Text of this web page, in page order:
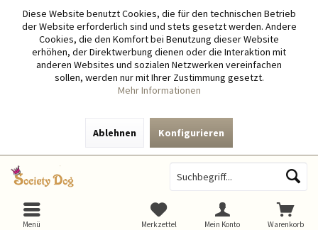
Diese Website benutzt Cookies, die für den technischen Betrieb
der Website erforderlich sind und stets gesetzt werden. Andere
Cookies, die den Komfort bei Benutzung dieser Website
erhöhen, der Direktwerbung dienen oder die Interaktion mit
anderen Websites und sozialen Netzwerken vereinfachen
sollen, werden nur mit Ihrer Zustimmung gesetzt.
Mehr Informationen
Ablehnen Konfigurieren
Warenkorb
Merkzettel Mein Konto
Menü